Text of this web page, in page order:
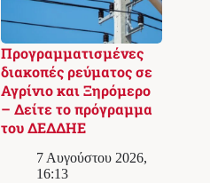
Προγραμματισμένες
διακοπές ρεύματος σε
Αγρίνιο και Ξηρόμερο
– Δείτε το πρόγραμμα
του ΔΕΔΔΗΕ
7 Αυγούστου 2026,
16:13